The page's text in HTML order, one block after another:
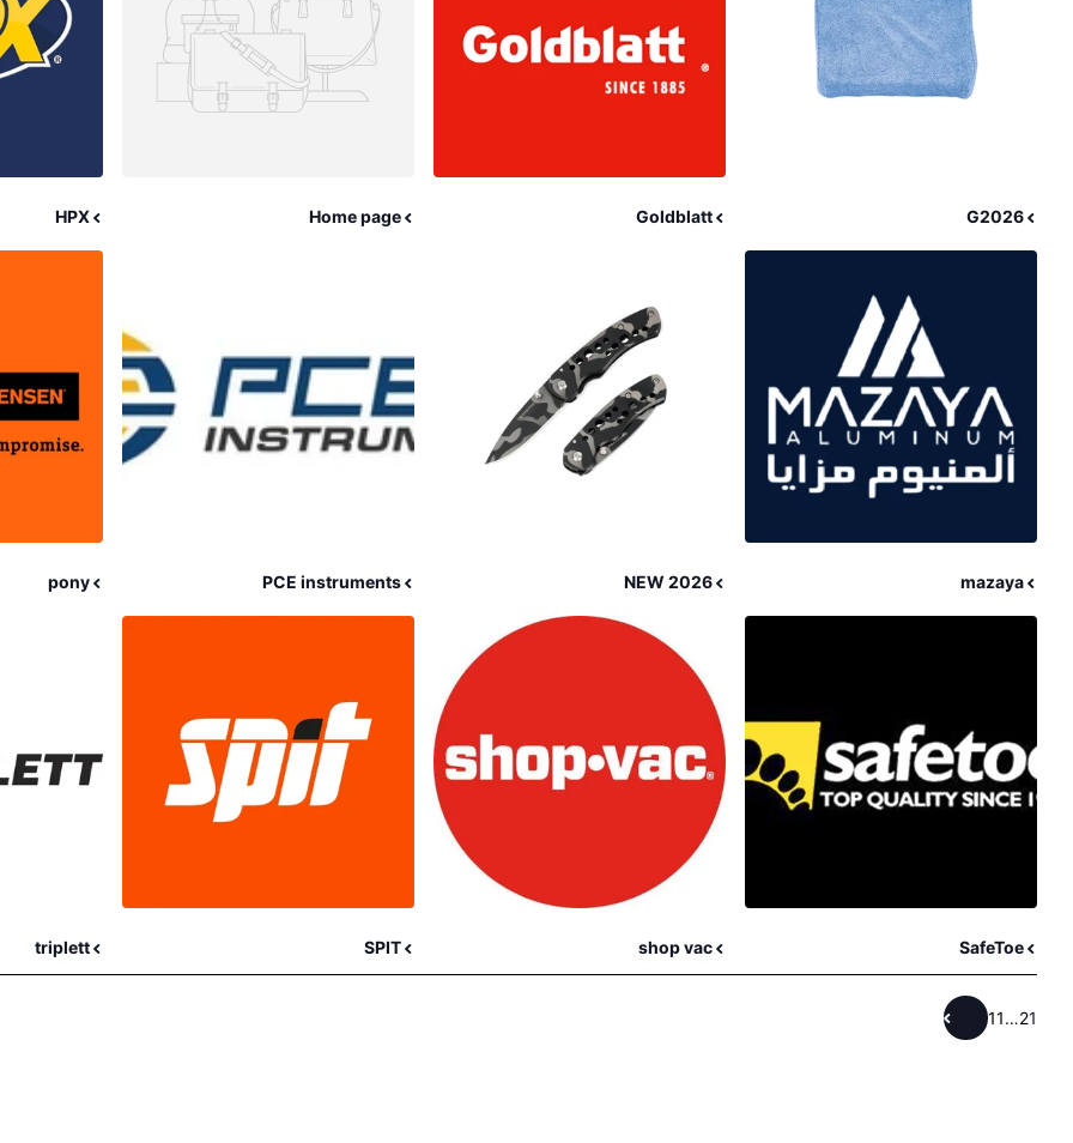
G2026
Goldblatt
Home page
HPX
mazaya
NEW 2026
PCE instruments
pony
SafeToe
shop vac
SPIT
triplett
1
2
…
11